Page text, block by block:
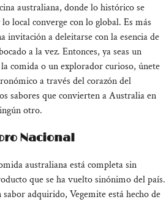
australiana, donde lo histórico se
local converge con lo global. Es más
invitación a deleitarse con la esencia de
a la vez. Entonces, ya seas un
comida o un explorador curioso, únete
a través del corazón del
sabores que convierten a Australia en
otro.
Nacional
australiana está completa sin
que se ha vuelto sinónimo del país.
adquirido, Vegemite está hecho de